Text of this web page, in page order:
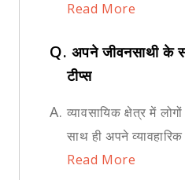
Read More
Q. अपने जीवनसाथी के
टीप्स
A. व्यावसायिक क्षेत्र में
साथ ही अपने
Read More